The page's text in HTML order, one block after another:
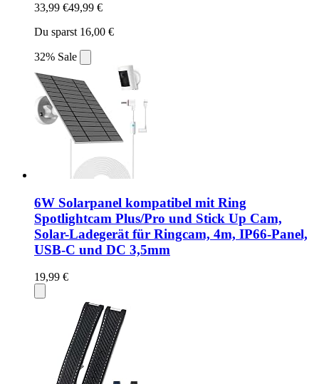
33,99 €49,99 €
Du sparst 16,00 €
32% Sale
6W Solarpanel kompatibel mit Ring
Spotlightcam Plus/Pro und Stick Up Cam,
Solar-Ladegerät für Ringcam, 4m, IP66-Panel,
USB-C und DC 3,5mm
19,99 €